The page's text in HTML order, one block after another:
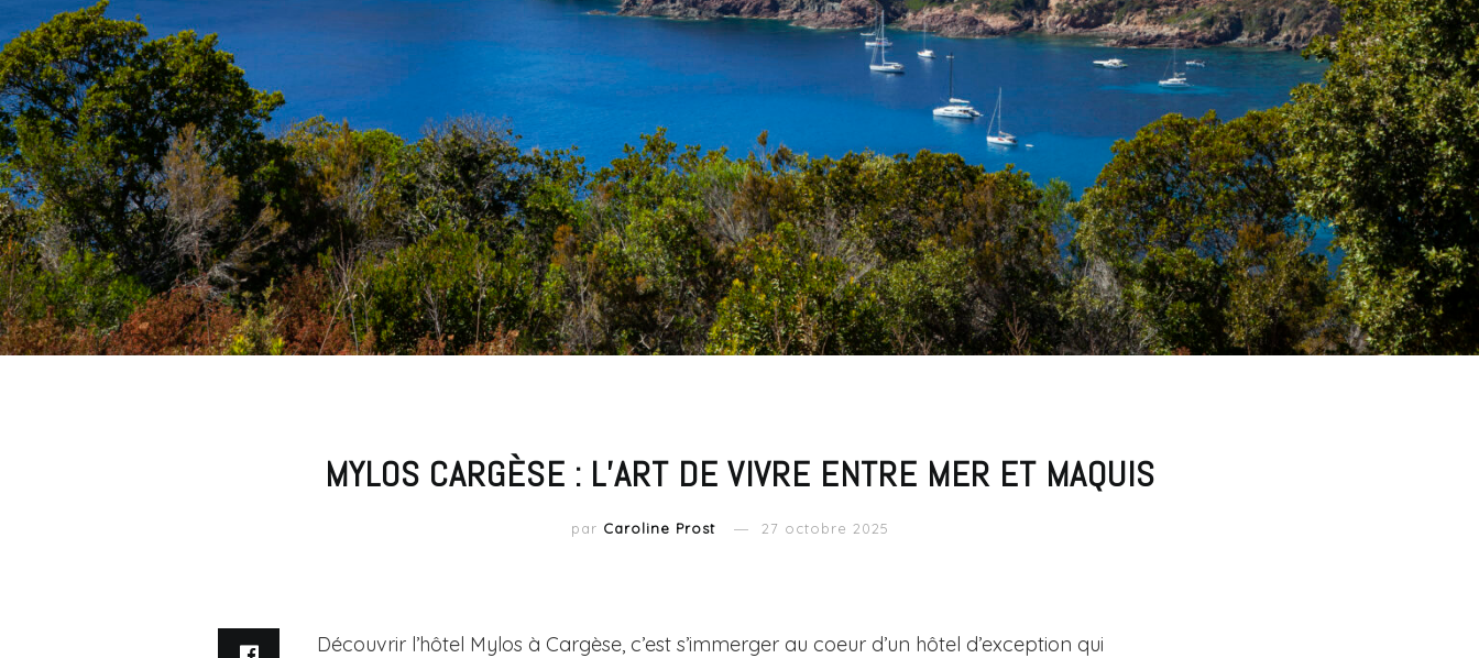
MYLOS CARGÈSE : L’ART DE VIVRE ENTRE MER ET MAQUIS
par Caroline Prost 27 octobre 2025
Découvrir l’hôtel Mylos à Cargèse, c’est s’immerger au coeur d’un hôtel d’exception qui